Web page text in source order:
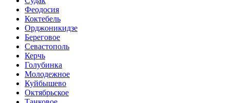
Феодосия
Коктебель
Орджоникидзе
Береговое
Севастополь
Керчь
Голубинка
Молодежное
Куйбышево
Октябрьское